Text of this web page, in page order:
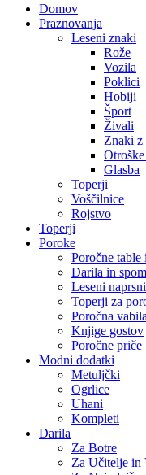
Domov
Praznovanja
Leseni znaki
Rože
Vozila
Poklici
Hobiji
Šport
Živali
Znaki z
Glasba
Toperji
Voščilnice
Rojstvo
Toperji
Poroke
Poročne table
Darila in
Leseni
Toperji za
Poročna vabila
Knjige gostov
Poročne priče
Modni dodatki
Metuljčki
Ogrlice
Uhani
Kompleti
Darila
Za Botre
Za Učitelje in